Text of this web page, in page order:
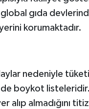
gıda
korumaktadır.
nedeniyle
boykot
alıp almadığını